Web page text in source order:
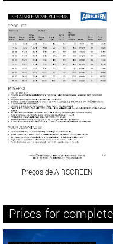
Preços de AIRSCREEN
Prices for